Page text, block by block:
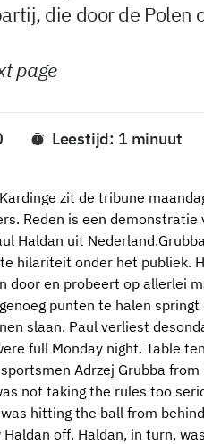
die door de Polen
page
Leestijd: 1 minuut
zit de tribune
Reden is een
Haldan uit
hilariteit onder het publiek.
door en probeert op allerlei
punten te halen
slaan. Paul verliest
full Monday night. Table
Adrzej Grubba
not taking the rules too
hitting the ball from
off. Haldan, in turn,